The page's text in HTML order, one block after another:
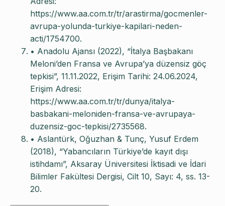
https://www.aa.com.tr/tr/arastirma/gocmenler-
avrupa-yolunda-turkiye-kapilari-neden-
acti/1754700.
• Anadolu Ajansı (2022), “İtalya Başbakanı
Meloni’den Fransa ve Avrupa’ya düzensiz göç
tepkisi”, 11.11.2022, Erişim Tarihi: 24.06.2024,
Erişim Adresi:
https://www.aa.com.tr/tr/dunya/italya-
basbakani-meloniden-fransa-ve-avrupaya-
duzensiz-goc-tepkisi/2735568.
• Aslantürk, Oğuzhan & Tunç, Yusuf Erdem
(2018), “Yabancıların Türkiye’de kayıt dışı
istihdamı”, Aksaray Üniversitesi İktisadi ve İdari
Bilimler Fakültesi Dergisi, Cilt 10, Sayı: 4, ss. 13-
20.